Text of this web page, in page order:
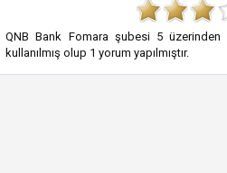
QNB Bank Fomara şubesi 5 üzerinden
kullanılmış olup 1 yorum yapılmıştır.